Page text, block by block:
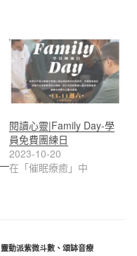
閱讀心靈|Family Day-學
員免費團練日
2023-10-20
在「催眠療癒」中
靈動派紫微斗數、 頌缽音療